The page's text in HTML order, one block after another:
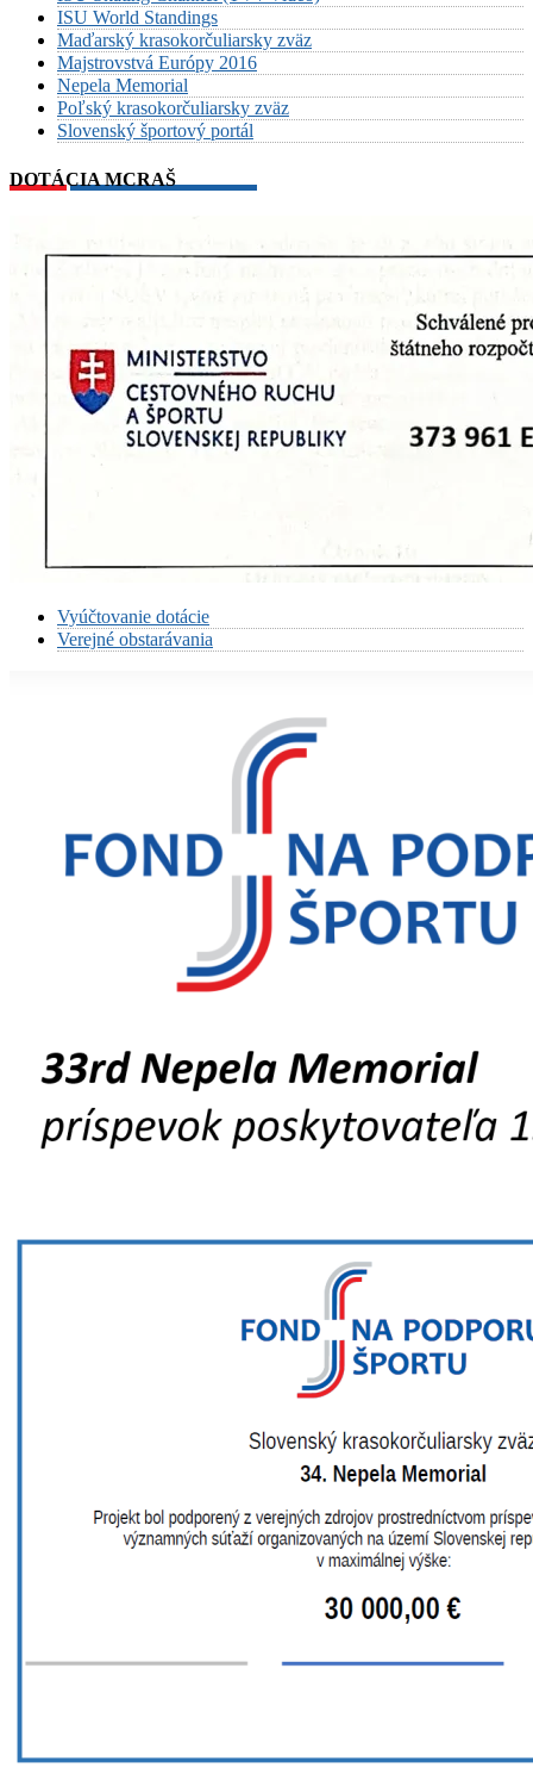
ISU World Standings
Maďarský krasokorčuliarsky zväz
Majstrovstvá Európy 2016
Nepela Memorial
Poľský krasokorčuliarsky zväz
Slovenský športový portál
DOTÁCIA MCRAŠ
Vyúčtovanie dotácie
Verejné obstarávania